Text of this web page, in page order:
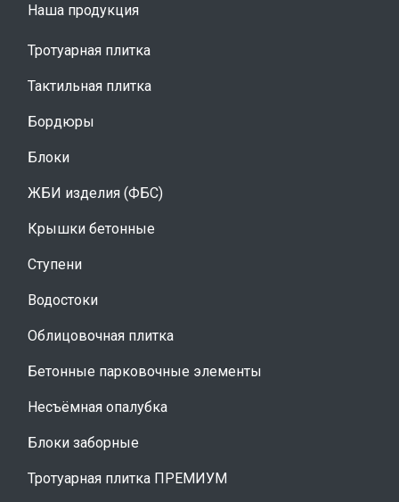
Наша продукция
Тротуарная плитка
Тактильная плитка
Бордюры
Блоки
ЖБИ изделия (ФБС)
Крышки бетонные
Ступени
Водостоки
Облицовочная плитка
Бетонные парковочные элементы
Несъёмная опалубка
Блоки заборные
Тротуарная плитка ПРЕМИУМ